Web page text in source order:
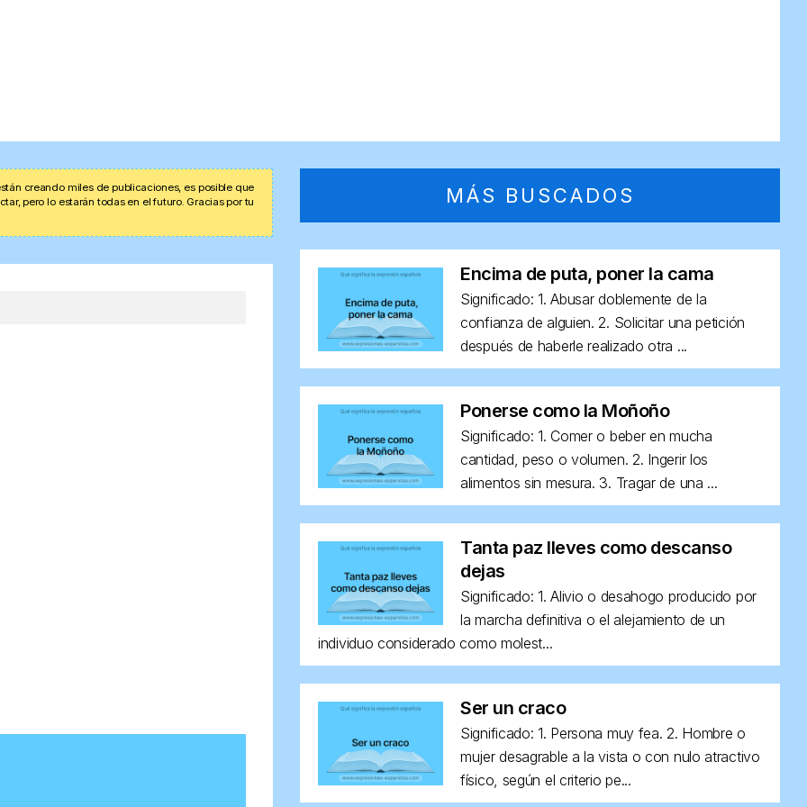
creando miles de publicaciones, es posible que
pero lo estarán todas en el futuro. Gracias por tu
MÁS BUSCADOS
Encima de puta, poner la cama
Significado: 1. Abusar doblemente de la
confianza de alguien. 2. Solicitar una petición
después de haberle realizado otra ...
Ponerse como la Moñoño
Significado: 1. Comer o beber en mucha
cantidad, peso o volumen. 2. Ingerir los
alimentos sin mesura. 3. Tragar de una ...
Tanta paz lleves como descanso
dejas
Significado: 1. Alivio o desahogo producido por
la marcha definitiva o el alejamiento de un
individuo considerado como molest...
Ser un craco
Significado: 1. Persona muy fea. 2. Hombre o
mujer desagrable a la vista o con nulo atractivo
físico, según el criterio pe...